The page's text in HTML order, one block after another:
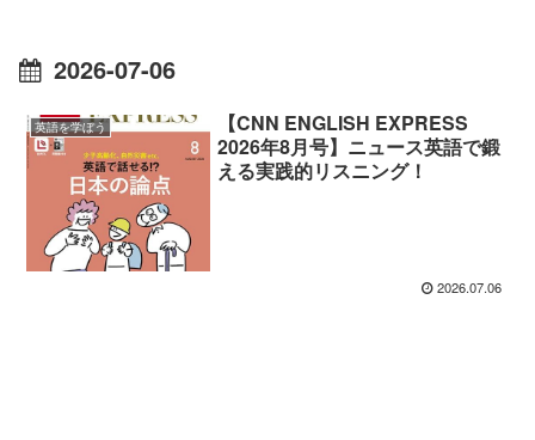
2026-07-06
英語を学ぼう
【CNN ENGLISH EXPRESS
2026年8月号】ニュース英語で鍛
える実践的リスニング！
2026.07.06